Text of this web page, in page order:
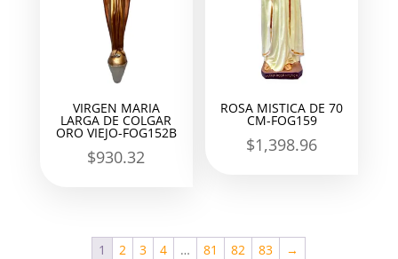
VIRGEN MARIA
LARGA DE COLGAR
ORO VIEJO-FOG152B
$930.32
ROSA MISTICA DE 70
CM-FOG159
$1,398.96
1 2 3 4 … 81 82 83 →